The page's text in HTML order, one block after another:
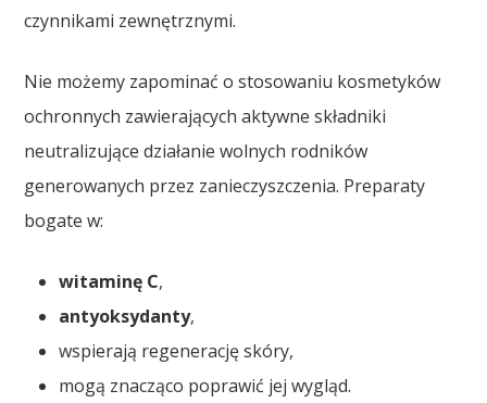
czynnikami zewnętrznymi.
Nie możemy zapominać o stosowaniu kosmetyków
ochronnych zawierających aktywne składniki
neutralizujące działanie wolnych rodników
generowanych przez zanieczyszczenia. Preparaty
bogate w:
witaminę C,
antyoksydanty,
wspierają regenerację skóry,
mogą znacząco poprawić jej wygląd.